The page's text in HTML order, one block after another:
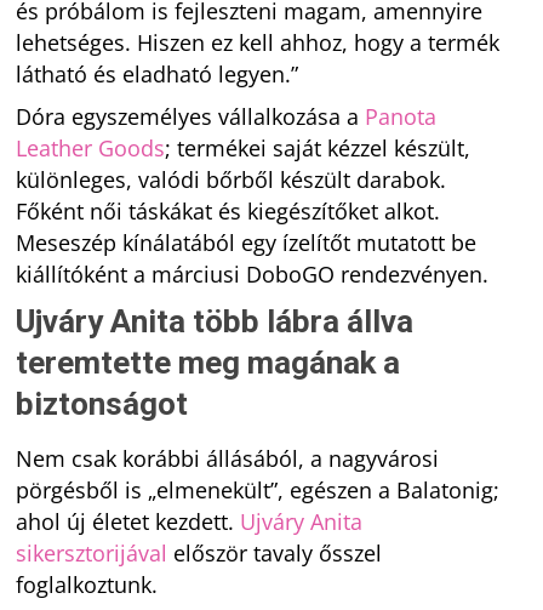
és próbálom is fejleszteni magam, amennyire
lehetséges. Hiszen ez kell ahhoz, hogy a termék
látható és eladható legyen.”
Dóra egyszemélyes vállalkozása a Panota
Leather Goods; termékei saját kézzel készült,
különleges, valódi bőrből készült darabok.
Főként női táskákat és kiegészítőket alkot.
Meseszép kínálatából egy ízelítőt mutatott be
kiállítóként a márciusi DoboGO rendezvényen.
Ujváry Anita több lábra állva
teremtette meg magának a
biztonságot
Nem csak korábbi állásából, a nagyvárosi
pörgésből is „elmenekült”, egészen a Balatonig;
ahol új életet kezdett. Ujváry Anita
sikersztorijával először tavaly ősszel
foglalkoztunk.